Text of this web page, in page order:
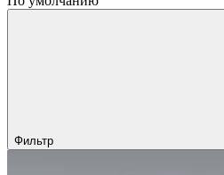
Фильтр